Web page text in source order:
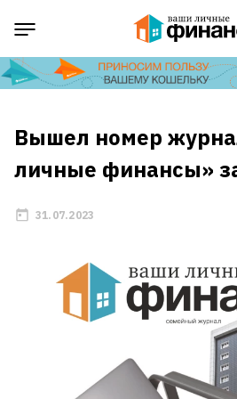
Вышел номер
личные финансы»
31.07.2023